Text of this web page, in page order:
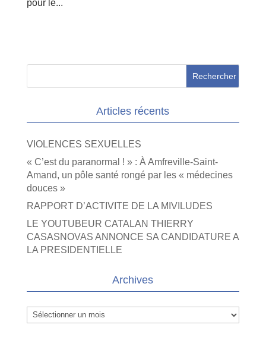
pour le...
Articles récents
VIOLENCES SEXUELLES
« C’est du paranormal ! » : À Amfreville-Saint-
Amand, un pôle santé rongé par les « médecines
douces »
RAPPORT D’ACTIVITE DE LA MIVILUDES
LE YOUTUBEUR CATALAN THIERRY
CASASNOVAS ANNONCE SA CANDIDATURE A
LA PRESIDENTIELLE
Archives
Archives